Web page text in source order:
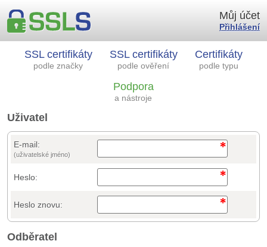
SSL certifikáty
podle značky
SSL certifikáty
podle ověření
Certifikáty
podle typu
Podpora
a nástroje
Můj účet
Přihlášení
Uživatel
E-mail:
(uživatelské jméno)
Heslo:
Heslo znovu:
Odběratel